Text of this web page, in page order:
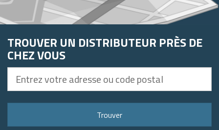
TROUVER UN DISTRIBUTEUR PRÈS DE
CHEZ VOUS
votre
Trouver